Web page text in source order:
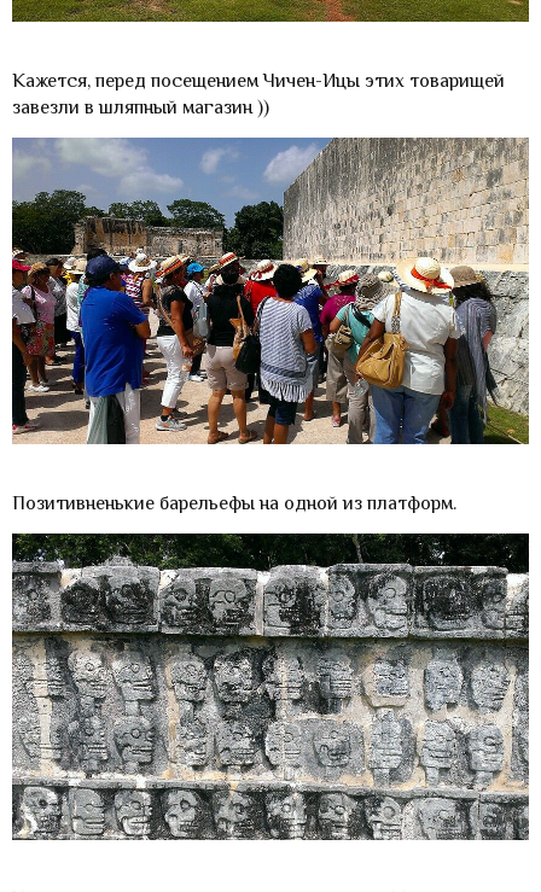
Кажется, перед посещением Чичен-Ицы этих товарищей
завезли в шляпный магазин ))
Позитивненькие барельефы на одной из платформ.